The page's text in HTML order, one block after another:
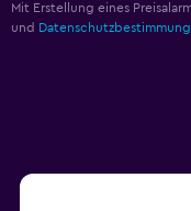
Mit Erstellung eines
und